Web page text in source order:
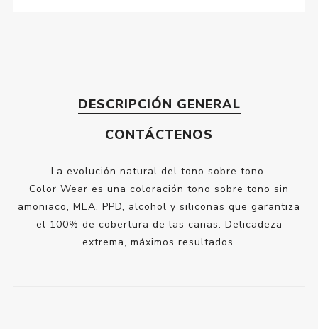
DESCRIPCIÓN GENERAL
CONTÁCTENOS
La evolución natural del tono sobre tono.
Color Wear es una coloración tono sobre tono sin
amoniaco, MEA, PPD, alcohol y siliconas que garantiza
el 100% de cobertura de las canas. Delicadeza
extrema, máximos resultados.